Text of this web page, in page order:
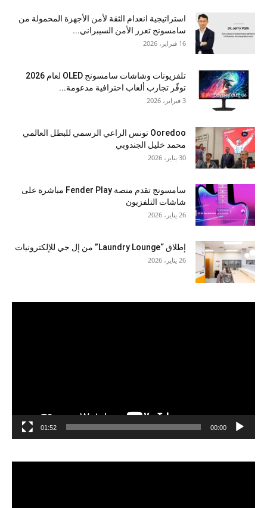
استراتيجية انعدام الثقة لأمن الأجهزة المحمولة من
سامسونج تعزز الأمن السيبراني...
16 فبراير، 2026
تلفزيونات وشاشات سامسونج OLED لعام 2026
توفّر تجارب ألعاب احترافية مدعومة...
3 فبراير، 2026
Ooredoo تونس الراعي الرسمي للبطل العالمي
محمد خليل الجندوبي
30 يناير، 2026
سامسونج تقدم منصة Fender Play مباشرة على
شاشات التلفزيون
26 يناير، 2026
إطلاق “Laundry Lounge” من إل جي للإلكترونيات
26 يناير، 2026
00:00
01:52